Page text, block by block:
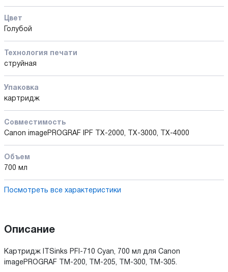
Цвет
Голубой
Технология печати
струйная
Упаковка
картридж
Совместимость
Canon imagePROGRAF IPF TX-2000, TX-3000, TX-4000
Объем
700 мл
Посмотреть все характеристики
Описание
Картридж ITSinks PFI-710 Cyan, 700 мл для Canon
imagePROGRAF TM-200, TM-205, TM-300, TM-305.